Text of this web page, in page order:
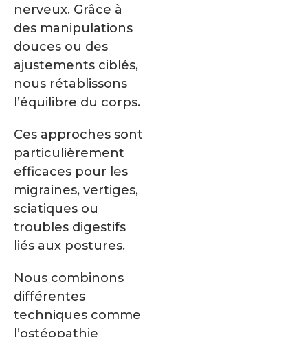
nerveux. Grâce à
des manipulations
douces ou des
ajustements ciblés,
nous rétablissons
l’équilibre du corps.
Ces approches sont
particulièrement
efficaces pour les
migraines, vertiges,
sciatiques ou
troubles digestifs
liés aux postures.
Nous combinons
différentes
techniques comme
l’ostéopathie